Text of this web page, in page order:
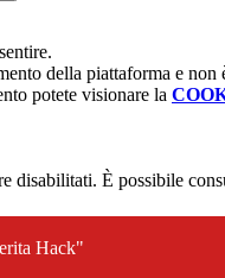
della piattaforma e non
potete visionare la
disabilitati. È possibile
Hack"